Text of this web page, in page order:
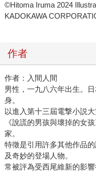
©Hitoma Iruma 2024
KADOKAWA
作者
作者：入間人間
男性，一九八六年出生。
身。
以進入第十三屆電撃小説
《說謊的男孩與壞掉的女
家。
特徵是引用許多其他作品
及奇妙的登場人物。
常被評為受西尾維新的影響